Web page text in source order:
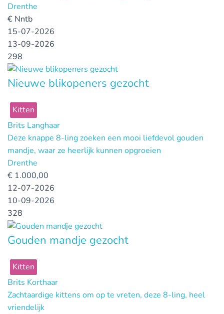
Drenthe
€ Nntb
15-07-2026
13-09-2026
298
Nieuwe blikopeners gezocht
Kitten
Brits Langhaar
Deze knappe 8-ling zoeken een mooi liefdevol gouden
mandje, waar ze heerlijk kunnen opgroeien
Drenthe
€ 1.000,00
12-07-2026
10-09-2026
328
Gouden mandje gezocht
Kitten
Brits Korthaar
Zachtaardige kittens om op te vreten, deze 8-ling, heel
vriendelijk